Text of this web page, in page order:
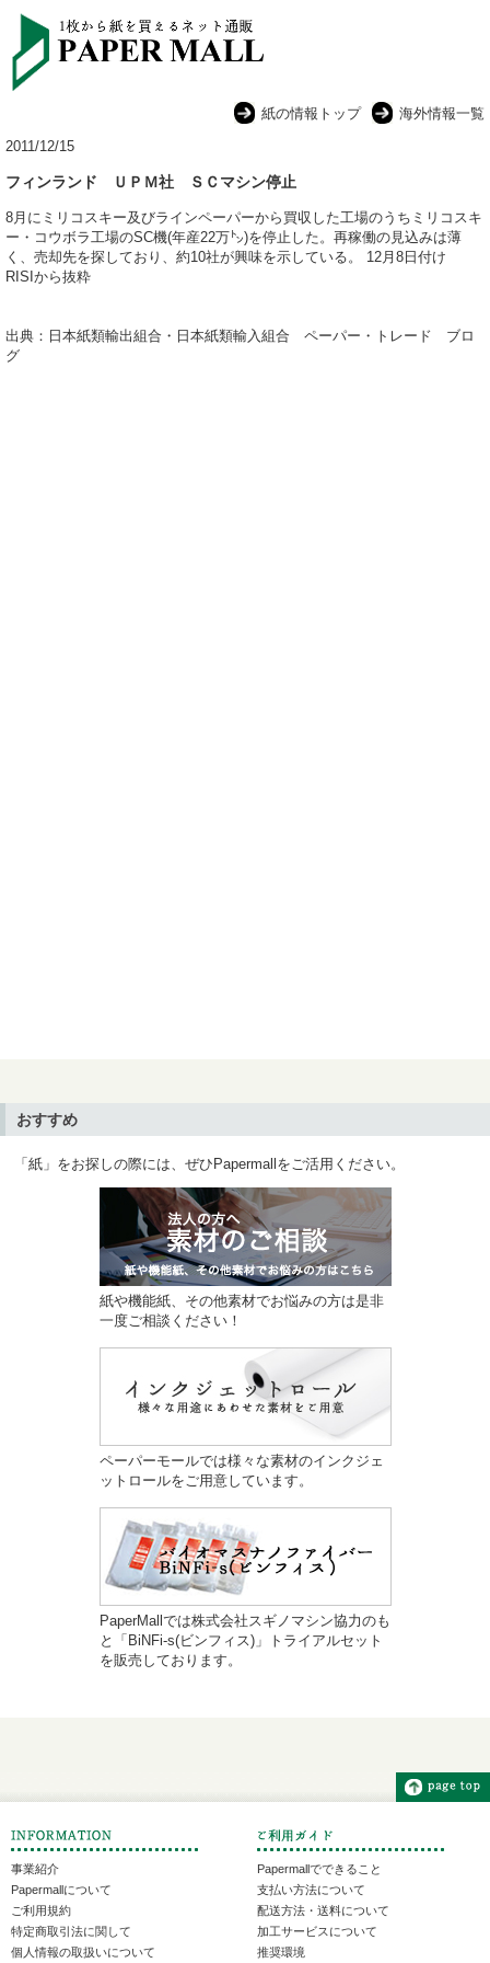
紙の情報トップ
海外情報一覧
2011/12/15
フィンランド ＵＰＭ社 ＳＣマシン停止
8月にミリコスキー及びラインペーパーから買収した工場のうちミリコスキ
ー・コウボラ工場のSC機(年産22万㌧)を停止した。再稼働の見込みは薄
く、売却先を探しており、約10社が興味を示している。 12月8日付け
RISIから抜粋
出典：日本紙類輸出組合・日本紙類輸入組合 ペーパー・トレード ブロ
グ
おすすめ
「紙」をお探しの際には、ぜひPapermallをご活用ください。
紙や機能紙、その他素材でお悩みの方は是非
一度ご相談ください！
ペーパーモールでは様々な素材のインクジェ
ットロールをご用意しています。
PaperMallでは株式会社スギノマシン協力のも
と「BiNFi-s(ビンフィス)」トライアルセット
を販売しております。
事業紹介
Papermallについて
ご利用規約
特定商取引法に関して
個人情報の取扱いについて
Papermallでできること
支払い方法について
配送方法・送料について
加工サービスについて
推奨環境